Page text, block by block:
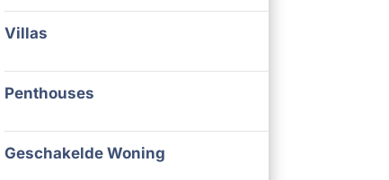
Villas
Penthouses
Geschakelde Woning